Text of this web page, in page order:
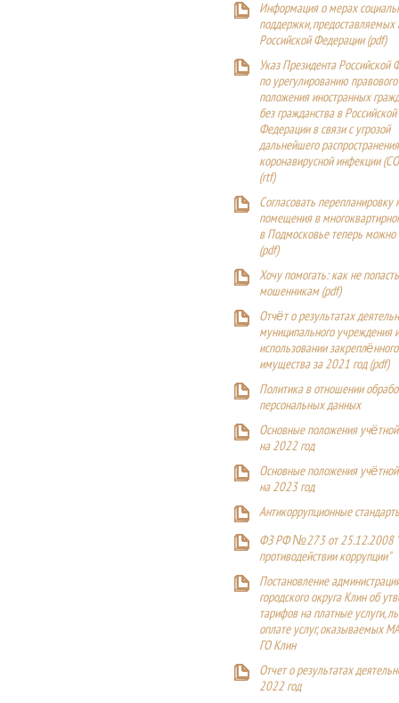
Информация о мерах
поддержки,
Российской Федерации (pdf)
Указ Президента Российской
по урегулированию правового
положения иностранных
без гражданства в Российской
Федерации в связи с угрозой
дальнейшего
коронавирусной инфекции
(rtf)
Согласовать перепланировку
помещения в
в Подмосковье теперь можно
(pdf)
Хочу помогать: как не
мошенникам (pdf)
Отчёт о результатах
муниципального учреждения
использовании
имущества за 2021 год (pdf)
Политика в отношении
персональных данных
Основные положения
на 2022 год
Основные положения
на 2023 год
Антикоррупционные
ФЗ РФ №273 от 25.12.2008
противодействии коррупции"
Постановление
городского округа Клин об
тарифов на платные услуги,
оплате услуг, оказываемых
ГО Клин
Отчет о результатах
2022 год